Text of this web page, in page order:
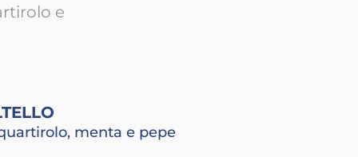
e
menta e pepe